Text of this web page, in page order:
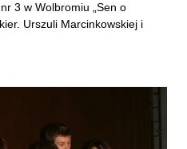
3 w Wolbromiu „Sen o
Urszuli Marcinkowskiej i